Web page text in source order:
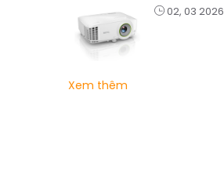
02, 03 2026
Xem thêm